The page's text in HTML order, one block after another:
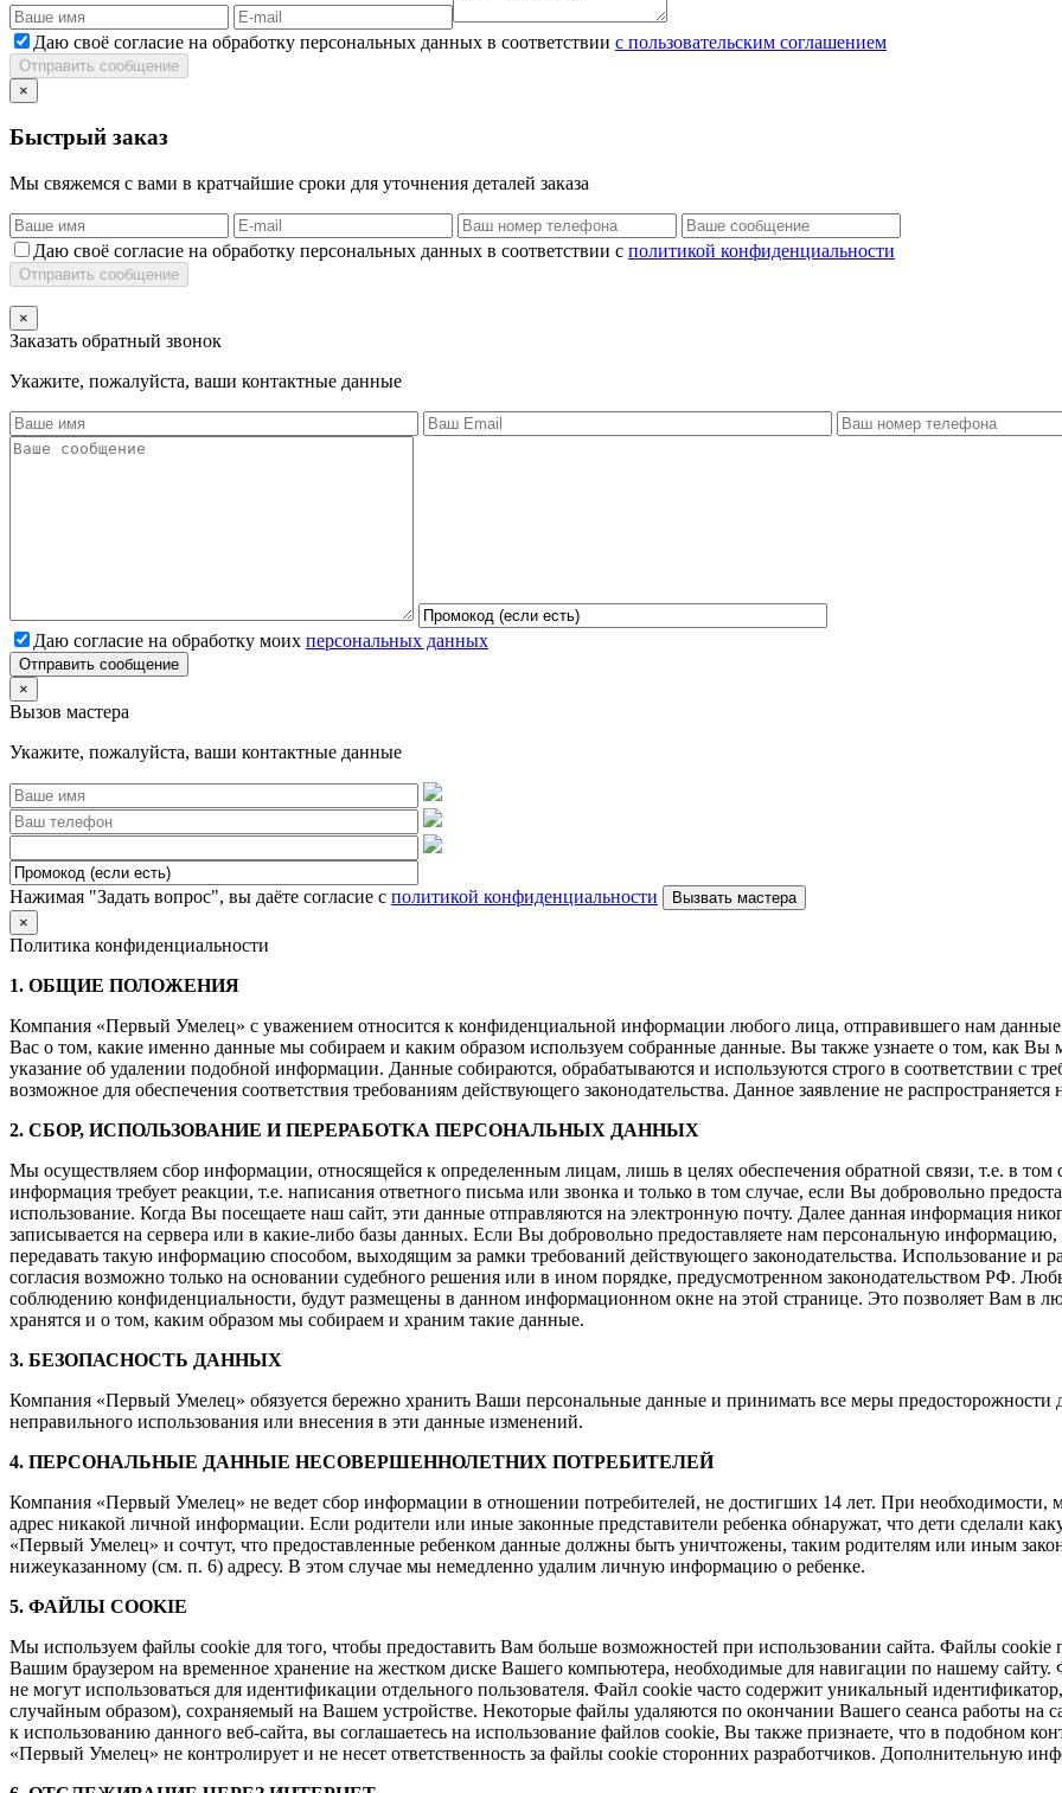
Даю своё согласие на обработку персональных данных в соответствии с пользовательским соглашением
Отправить сообщение
×
Быстрый заказ
Мы свяжемся с вами в кратчайшие сроки для уточнения деталей заказа
Даю своё согласие на обработку персональных данных в соответствии с политикой конфиденциальности
Отправить сообщение
×
Заказать обратный звонок
Укажите, пожалуйста, ваши контактные данные
Даю согласие на обработку моих персональных данных
Отправить сообщение
×
Вызов мастера
Укажите, пожалуйста, ваши контактные данные
Нажимая "Задать вопрос", вы даёте согласие с политикой конфиденциальности
×
Политика конфиденциальности
1. ОБЩИЕ ПОЛОЖЕНИЯ
Компания «Первый Умелец» с уважением относится к конфиденциальной информации любого лица, отправившего нам
Вас о том, какие именно данные мы собираем и каким образом используем собранные данные. Вы также узнаете о том, как Вы
указание об удалении подобной информации. Данные собираются, обрабатываются и используются строго в соответствии с
возможное для обеспечения соответствия требованиям действующего законодательства. Данное заявление не
2. СБОР, ИСПОЛЬЗОВАНИЕ И ПЕРЕРАБОТКА ПЕРСОНАЛЬНЫХ ДАННЫХ
Мы осуществляем сбор информации, относящейся к определенным лицам, лишь в целях обеспечения обратной связи, т.е. в том
информация требует реакции, т.е. написания ответного письма или звонка и только в том случае, если Вы добровольно
использование. Когда Вы посещаете наш сайт, эти данные отправляются на электронную почту. Далее данная информация
записывается на сервера или в какие-либо базы данных. Если Вы добровольно предоставляете нам персональную информацию,
передавать такую информацию способом, выходящим за рамки требований действующего законодательства. Использование и
согласия возможно только на основании судебного решения или в ином порядке, предусмотренном законодательством РФ.
соблюдению конфиденциальности, будут размещены в данном информационном окне на этой странице. Это позволяет Вам в
хранятся и о том, каким образом мы собираем и храним такие данные.
3. БЕЗОПАСНОСТЬ ДАННЫХ
Компания «Первый Умелец» обязуется бережно хранить Ваши персональные данные и принимать все меры
неправильного использования или внесения в эти данные изменений.
4. ПЕРСОНАЛЬНЫЕ ДАННЫЕ НЕСОВЕРШЕННОЛЕТНИХ ПОТРЕБИТЕЛЕЙ
Компания «Первый Умелец» не ведет сбор информации в отношении потребителей, не достигших 14 лет. При
адрес никакой личной информации. Если родители или иные законные представители ребенка обнаружат, что дети сделали
«Первый Умелец» и сочтут, что предоставленные ребенком данные должны быть уничтожены, таким родителям или иным
нижеуказанному (см. п. 6) адресу. В этом случае мы немедленно удалим личную информацию о ребенке.
5. ФАЙЛЫ COOKIE
Мы используем файлы cookie для того, чтобы предоставить Вам больше возможностей при использовании сайта. Файлы
Вашим браузером на временное хранение на жестком диске Вашего компьютера, необходимые для навигации по нашему
не могут использоваться для идентификации отдельного пользователя. Файл cookie часто содержит уникальный
случайным образом), сохраняемый на Вашем устройстве. Некоторые файлы удаляются по окончании Вашего сеанса работы на
к использованию данного веб-сайта, вы соглашаетесь на использование файлов cookie, Вы также признаете, что в подобном
«Первый Умелец» не контролирует и не несет ответственность за файлы cookie сторонних разработчиков. Дополнительную